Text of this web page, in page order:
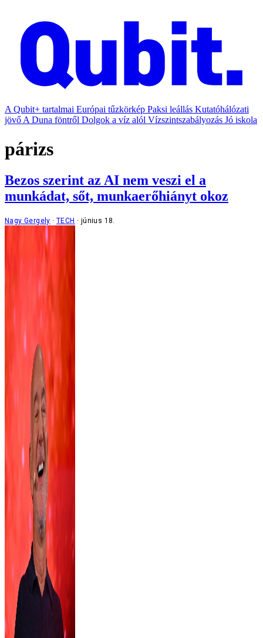
A Qubit+ tartalmai Európai tűzkörkép Paksi leállás Kutatóhálózati
jövő A Duna föntről Dolgok a víz alól Vízszintszabályozás Jó iskola
párizs
Bezos szerint az AI nem veszi el a
munkádat, sőt, munkaerőhiányt okoz
Nagy Gergely TECH június 18.